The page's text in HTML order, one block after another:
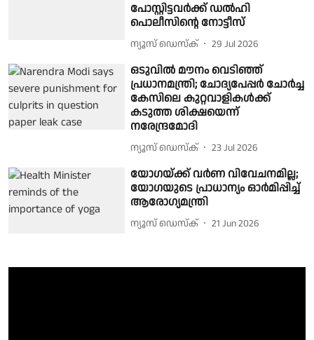
പോസ്റ്റിട്ടവർക്ക് ഡൽഹി
പൊലീസിൻ്റെ നോട്ടീസ്
ന്യൂസ് ഡെസ്ക് 29 Jul 2026
ഒടുവിൽ മൗനം വെടിഞ്ഞ്
പ്രധാനമന്ത്രി; ചോദ്യപേപ്പർ ചോർച്ച
കേസിലെ കുറ്റവാളികൾക്ക്
കടുത്ത ശിക്ഷയെന്ന്
നരേന്ദ്രമോദി
ന്യൂസ് ഡെസ്ക് 23 Jul 2026
യോഗയ്ക്ക് വർണ വിവേചനമില്ല;
യോഗയുടെ പ്രാധാന്യം ഓർമിപ്പിച്ച്
ആരോഗ്യമന്ത്രി
ന്യൂസ് ഡെസ്ക് 21 Jun 2026